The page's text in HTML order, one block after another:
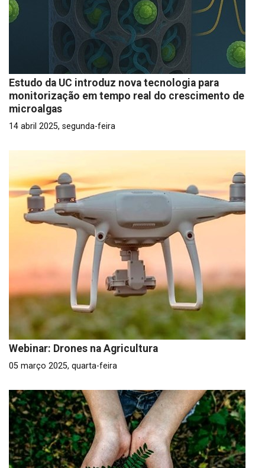
Estudo da UC introduz nova tecnologia para
monitorização em tempo real do crescimento de
microalgas
14 abril 2025, segunda-feira
Webinar: Drones na Agricultura
05 março 2025, quarta-feira